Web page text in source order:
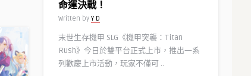
中
命運決戰！
Written by Y D
末世生存機甲 SLG《機甲突襲：Titan
Rush》今日於雙平台正式上市，推出一系
列歡慶上市活動，玩家不僅可 ..